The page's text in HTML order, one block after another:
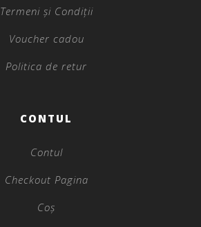
Termeni și Condiții
Voucher cadou
Politica de retur
CONTUL
Contul
Checkout Pagina
Coș